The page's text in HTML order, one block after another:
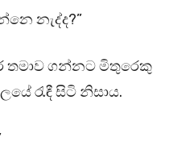
නැද්ද?”
තමාව ගන්නට මිතුරෙකු
රැඳී සිටි නිසාය.